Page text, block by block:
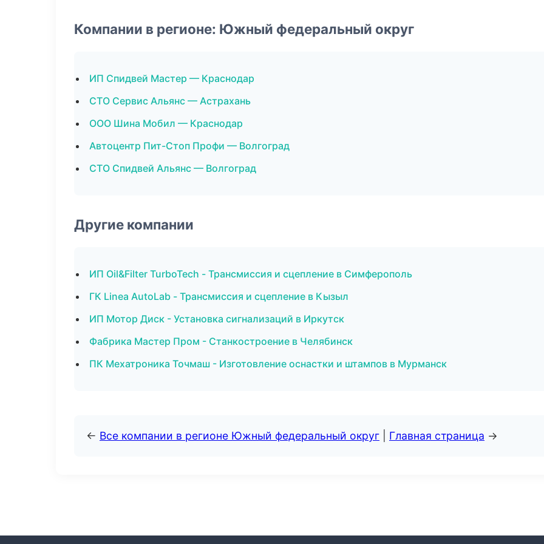
Компании в регионе: Южный федеральный округ
ИП Спидвей Мастер — Краснодар
СТО Сервис Альянс — Астрахань
ООО Шина Мобил — Краснодар
Автоцентр Пит-Стоп Профи — Волгоград
СТО Спидвей Альянс — Волгоград
Другие компании
ИП Oil&Filter TurboTech - Трансмиссия и сцепление в Симферополь
ГК Linea AutoLab - Трансмиссия и сцепление в Кызыл
ИП Мотор Диск - Установка сигнализаций в Иркутск
Фабрика Мастер Пром - Станкостроение в Челябинск
ПК Мехатроника Точмаш - Изготовление оснастки и штампов в Мурманск
← Все компании в регионе Южный федеральный округ Главная страница →